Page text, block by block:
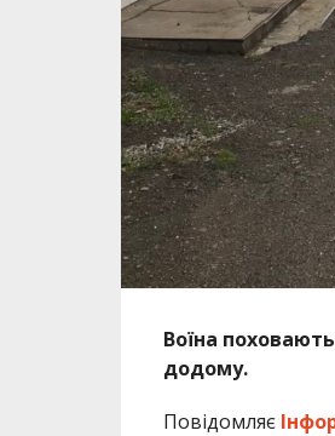
Воїна
додому.
Повідомляє